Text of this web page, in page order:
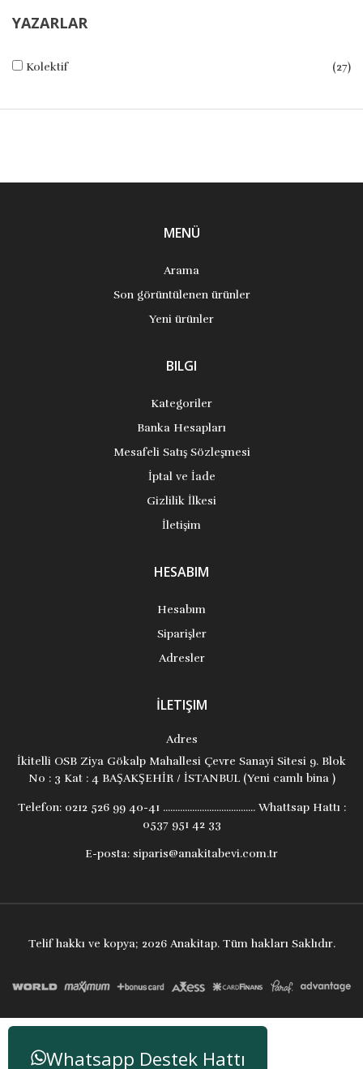
YAZARLAR
Kolektif (27)
MENÜ
Arama
Son görüntülenen ürünler
Yeni ürünler
BILGI
Kategoriler
Banka Hesapları
Mesafeli Satış Sözleşmesi
İptal ve İade
Gizlilik İlkesi
İletişim
HESABIM
Hesabım
Siparişler
Adresler
İLETIŞIM
Adres
İkitelli OSB Ziya Gökalp Mahallesi Çevre Sanayi Sitesi 9. Blok
No : 3 Kat : 4 BAŞAKŞEHİR / İSTANBUL (Yeni camlı bina )
Telefon:0212 526 99 40-41 ...................................... Whattsap Hattı :
0537 951 42 33
E-posta: siparis@anakitabevi.com.tr
Telif hakkı ve kopya; 2026 Anakitap. Tüm hakları Saklıdır.
Whatsapp Destek Hattı